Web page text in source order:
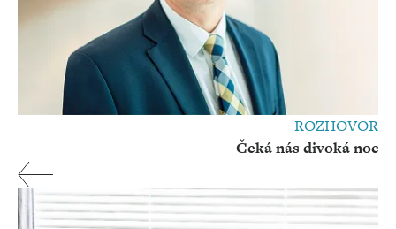
ROZHOVOR
Čeká nás divoká noc